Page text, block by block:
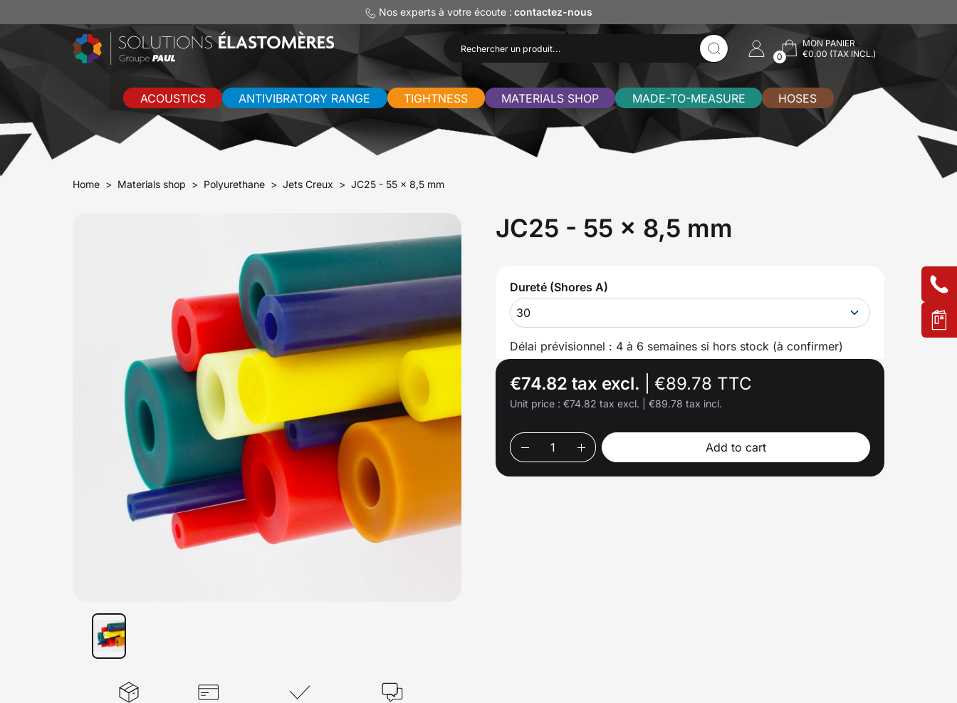
Nos experts à votre écoute : contactez-nous
0
MON PANIER
€0.00 (TAX INCL.)
ACOUSTICS ANTIVIBRATORY RANGE TIGHTNESS MATERIALS SHOP MADE-TO-MEASURE HOSES
Home Materials shop Polyurethane Jets Creux JC25 - 55 x 8,5 mm
JC25 - 55 x 8,5 mm
Dureté (Shores A)
30
Délai prévisionnel : 4 à 6 semaines si hors stock (à confirmer)
€74.82 tax excl. €89.78 TTC
Unit price : €74.82 tax excl. €89.78 tax incl.
Add to cart